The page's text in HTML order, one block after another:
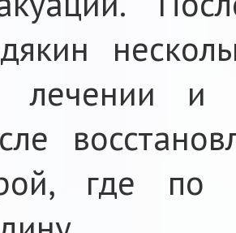
лечении и
где по